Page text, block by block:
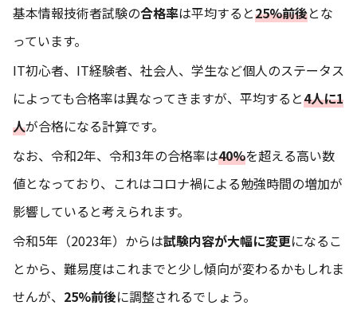
基本情報技術者試験の合格率は平均すると25%前後とな
っています。
IT初心者、IT経験者、社会人、学生など個人のステータス
によっても合格率は異なってきますが、平均すると4人に1
人が合格になる計算です。
なお、令和2年、令和3年の合格率は40%を超える高い数
値となっており、これはコロナ禍による勉強時間の増加が
影響していると考えられます。
令和5年（2023年）からは試験内容が大幅に変更になるこ
とから、難易度はこれまでと少し傾向が変わるかもしれま
せんが、 25%前後に調整されるでしょう。